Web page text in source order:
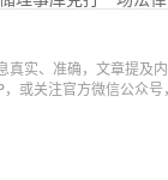
真实、准确，文章提及
，或关注官方微信公众